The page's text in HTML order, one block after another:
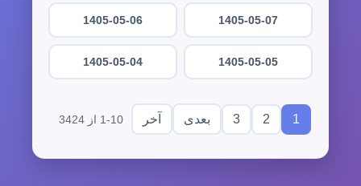
1405-05-07
1405-05-06
1405-05-05
1405-05-04
1
2
3 بعدی آخر 1-10 از 3424